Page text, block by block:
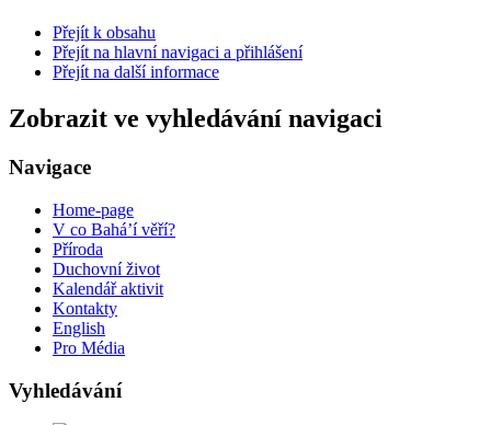
Přejít k obsahu
Přejít na hlavní navigaci a přihlášení
Přejít na další informace
Zobrazit ve vyhledávání navigaci
Navigace
Home-page
V co Bahá’í věří?
Příroda
Duchovní život
Kalendář aktivit
Kontakty
English
Pro Média
Vyhledávání